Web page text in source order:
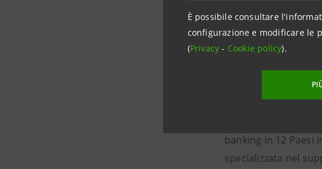
È possibile consultare
configurazione e modificare le
(Privacy- Cookie policy).
https://
Intesa Sanpaolo
Intesa Sanpaolo è
bancari
Gruppo Intesa
tradizionali, e 7,1
banking in 12 Paesi
specializzata nel